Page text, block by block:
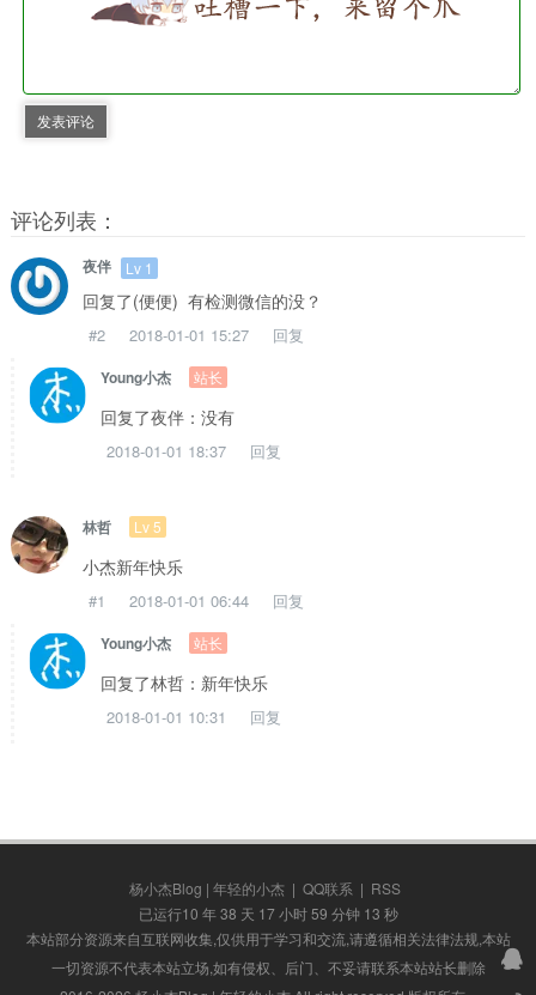
发表评论
评论列表：
夜伴 Lv 1
回复了(便便) 有检测微信的没？
#2 2018-01-01 15:27 回复
Young小杰 站长
回复了夜伴：没有
2018-01-01 18:37 回复
林哲 Lv 5
小杰新年快乐
#1 2018-01-01 06:44 回复
Young小杰 站长
回复了林哲：新年快乐
2018-01-01 10:31 回复
杨小杰Blog | 年轻的小杰 | QQ联系 | RSS
已运行10 年 38 天 17 小时 59 分钟 13 秒
本站部分资源来自互联网收集,仅供用于学习和交流,请遵循相关法律法规,本站
一切资源不代表本站立场,如有侵权、后门、不妥请联系本站站长删除